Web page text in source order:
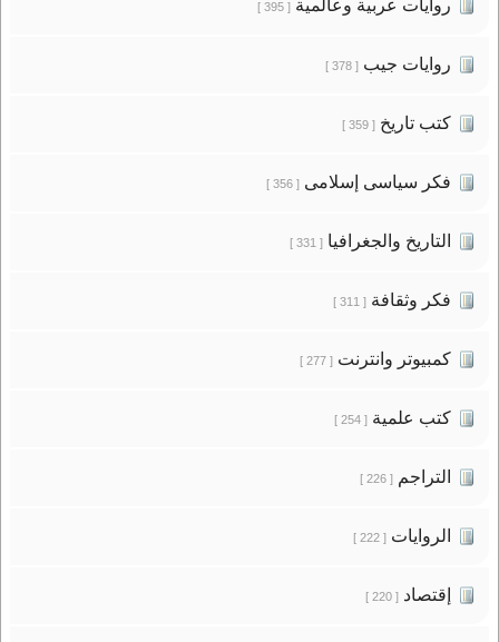
روايات عربية وعالمية[ 395 ]
روايات جيب[ 378 ]
كتب تاريخ[ 359 ]
فكر سياسى إسلامى[ 356 ]
التاريخ والجغرافيا[ 331 ]
فكر وثقافة[ 311 ]
كمبيوتر وانترنت[ 277 ]
كتب علمية[ 254 ]
التراجم[ 226 ]
الروايات[ 222 ]
إقتصاد[ 220 ]